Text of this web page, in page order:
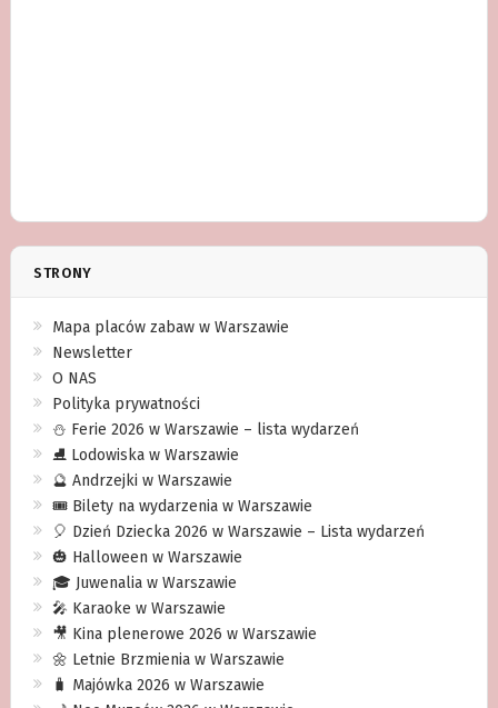
STRONY
Mapa placów zabaw w Warszawie
Newsletter
O NAS
Polityka prywatności
⛄️ Ferie 2026 w Warszawie – lista wydarzeń
⛸ Lodowiska w Warszawie
🔮 Andrzejki w Warszawie
🎟️ Bilety na wydarzenia w Warszawie
🎈 Dzień Dziecka 2026 w Warszawie – Lista wydarzeń
🎃 Halloween w Warszawie
🎓 Juwenalia w Warszawie
🎤 Karaoke w Warszawie
🎥 Kina plenerowe 2026 w Warszawie
🌼 Letnie Brzmienia w Warszawie
🧳 Majówka 2026 w Warszawie